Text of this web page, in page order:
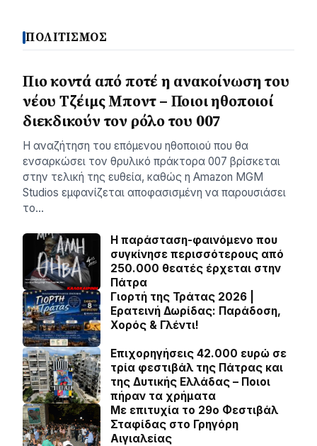
ΠΟΛΙΤΙΣΜΟΣ
Πιο κοντά από ποτέ η ανακοίνωση του
νέου Τζέιμς Μποντ – Ποιοι ηθοποιοί
διεκδικούν τον ρόλο του 007
Η αναζήτηση του επόμενου ηθοποιού που θα
ενσαρκώσει τον θρυλικό πράκτορα 007 βρίσκεται
στην τελική της ευθεία, καθώς η Amazon MGM
Studios εμφανίζεται αποφασισμένη να παρουσιάσει
το…
Η παράσταση-φαινόμενο που
συγκίνησε περισσότερους από
250.000 θεατές έρχεται στην
Πάτρα
Γιορτή της Τράτας 2026 |
Ερατεινή Δωρίδας: Παράδοση,
Χορός & Γλέντι!
Επιχορηγήσεις 42.000 ευρώ σε
τρία φεστιβάλ της Πάτρας και
της Δυτικής Ελλάδας – Ποιοι
πήραν τα χρήματα
Με επιτυχία το 29ο Φεστιβάλ
Σταφίδας στο Γρηγόρη
Aιγιαλείας